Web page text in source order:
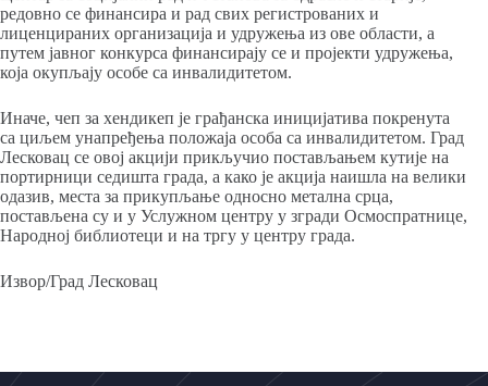
редовно се финансира и рад свих регистрованих и
лиценцираних организација и удружења из ове области, а
путем јавног конкурса финансирају се и пројекти удружења,
која окупљају особе са инвалидитетом.
Иначе, чеп за хендикеп је грађанска иницијатива покренута
са циљем унапређења положаја особа са инвалидитетом. Град
Лесковац се овој акцији прикључио постављањем кутије на
портирници седишта града, а како је акција наишла на велики
одазив, места за прикупљање односно метална срца,
постављена су и у Услужном центру у згради Осмоспратнице,
Народној библиотеци и на тргу у центру града.
Извор/Град Лесковац